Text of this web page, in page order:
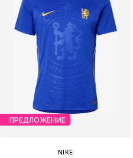
ПРЕДЛОЖЕНИЕ
NIKE